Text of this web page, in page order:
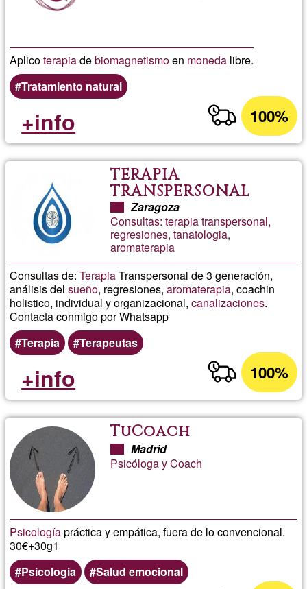
Aplicoterapiadebiomagnetismoen moneda libre.
Tratamiento natural
100%
+info
TERAPIA
TRANSPERSONAL
ZARAGOZA
Zaragoza
Consultas: terapia transpersonal,
regresiones, tanatologia,
aromaterapia
Consultas de:TerapiaTranspersonal de 3 generación,
análisis delsueño, regresiones,aromaterapia, coachin
holistico, individual y organizacional,canalizaciones.
Contacta conmigo por Whatsapp
Terapia
Terapeutas
100%
+info
TuCoach
Madrid
Psicóloga y Coach
Psicologíapráctica y empática, fuera de lo convencional.
30€+30g1
Psicologia
Salud emocional